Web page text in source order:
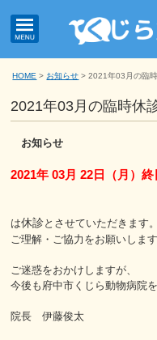
MENU
HOME > お知らせ > 2021年03月の臨
2021年03月の臨時休
お知らせ
2021年 03月 22日（月）終
は休診とさせていただきます。
ご理解・ご協力をお願いします
ご迷惑をおかけしますが、
今後も府中市くじら動物病院
院長 伊藤俊太